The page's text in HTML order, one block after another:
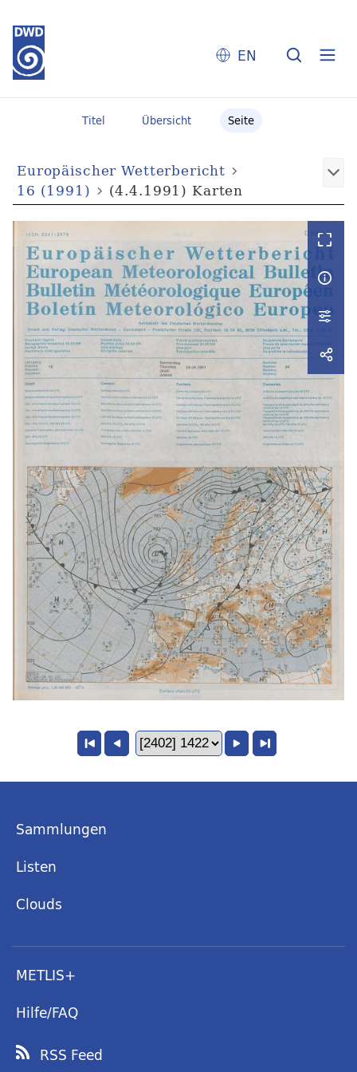
EN
Titel Übersicht Seite
Europäischer Wetterbericht
16 (1991)
(4.4.1991) Karten
Sammlungen
Listen
Clouds
METLIS+
Hilfe/FAQ
RSS Feed